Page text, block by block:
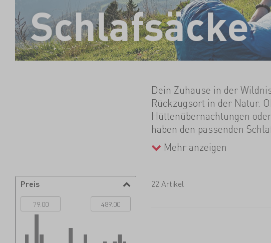
Schlafsäcke
Dein Zuhause in der
Rückzugsort in der Natur.
Hüttenübernachtungen
haben den passenden
Sommermodellen bis hin
bei uns alles, was du
Mehr anzeigen
Preis 22 Artikel